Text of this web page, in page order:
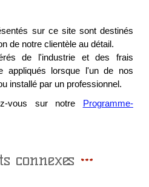
sur ce site sont destinés
de notre clientèle au détail.
de l'industrie et des frais
appliqués lorsque l'un de nos
installé par un professionnel.
vous sur notre
Programme-
connexes